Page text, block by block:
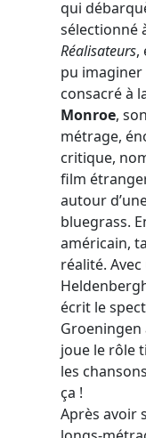
qui
sélectionné
Réalisateurs,
pu
consacré à
Monroe,
métrage,
critique,
film
autour
bluegrass.
américain,
réalité.
écrit le
Groeningen
joue le rôle
les
ça !
Après avoir